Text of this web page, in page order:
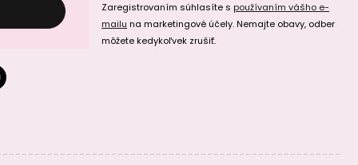
Zaregistrovaním súhlasíte s používaním vášho e-
mailu na marketingové účely. Nemajte obavy, odber
môžete kedykoľvek zrušiť.